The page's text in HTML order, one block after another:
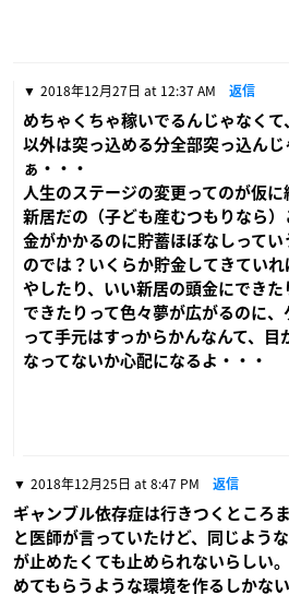
2018年12月27日 at 12:37 AM 返信
めちゃくちゃ稼いでるんじゃなく
以外は突っ込める分全部突っ込ん
ぁ・・・
人生のステージの変更ってのが仮
新居だの（子ども産むつもりなら
金がかかるのに貯蓄ほぼなしって
のでは？いくらか貯金してきてい
やしたり、いい新居の頭金にでき
できたりって色々夢が広がるのに
って手元はすっからかんなんて、目
なってないか心配になるよ・・・
2018年12月25日 at 8:47 PM 返信
ギャンブル依存症は行きつくところ
と医師が言っていたけど、同じよう
が止めたくても止められないらしい
めてもらうような環境を作るしかな